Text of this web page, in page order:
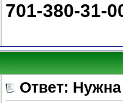
701-380-31-
Ответ: